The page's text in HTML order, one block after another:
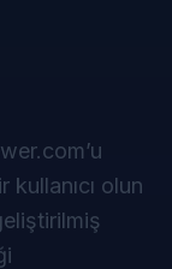
olun